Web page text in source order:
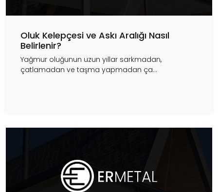
Oluk Kelepçesi ve Askı Aralığı Nasıl
Belirlenir?
Yağmur oluğunun uzun yıllar sarkmadan,
çatlamadan ve taşma yapmadan ça...